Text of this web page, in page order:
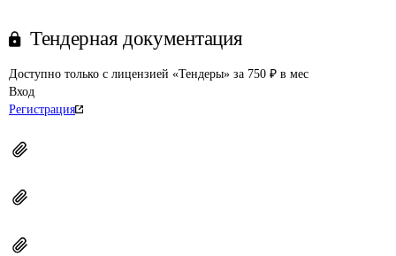
Тендерная документация
Доступно только с лицензией «Тендеры» за 750 ₽ в мес
Вход
Регистрация